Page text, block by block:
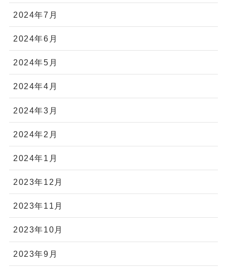
2024年7月
2024年6月
2024年5月
2024年4月
2024年3月
2024年2月
2024年1月
2023年12月
2023年11月
2023年10月
2023年9月